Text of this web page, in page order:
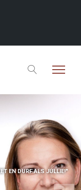
EN DURF ALS JULLIE!"